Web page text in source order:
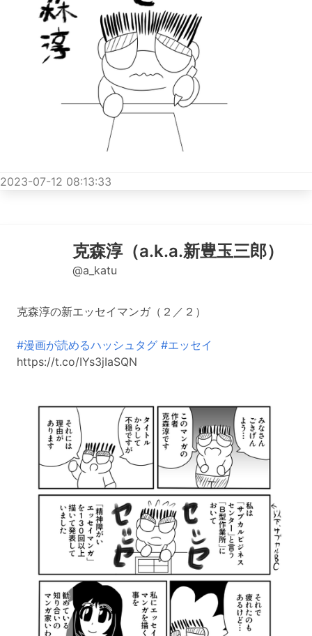
2023-07-12 08:13:33
克森淳（a.k.a.新豊玉三郎）
@a_katu
克森淳の新エッセイマンガ（２／２）
#漫画が読めるハッシュタグ #エッセイ
https://t.co/IYs3jIaSQN